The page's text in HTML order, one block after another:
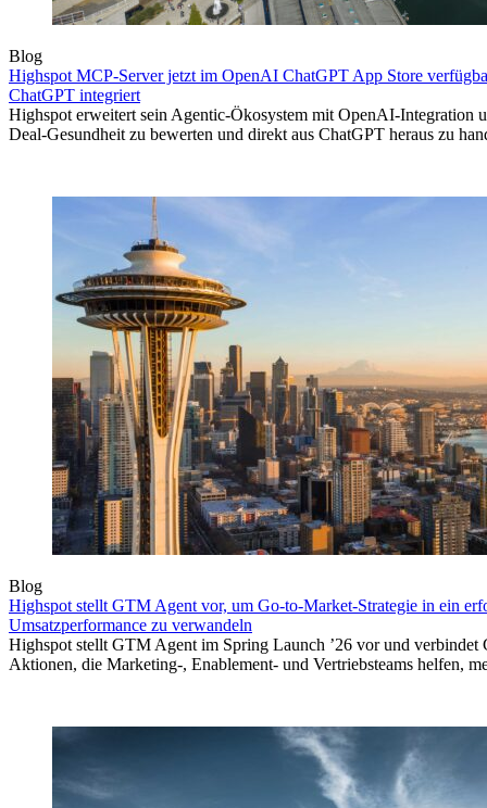
Blog
Highspot MCP-Server jetzt im OpenAI ChatGPT App Store
ChatGPT integriert
Highspot erweitert sein Agentic-Ökosystem mit OpenAI-Integration
Deal-Gesundheit zu bewerten und direkt aus ChatGPT heraus zu
Blog
Highspot stellt GTM Agent vor, um Go-to-Market-Strategie in ein
Umsatzperformance zu verwandeln
Highspot stellt GTM Agent im Spring Launch ’26 vor und
Aktionen, die Marketing-, Enablement- und Vertriebsteams helfen,